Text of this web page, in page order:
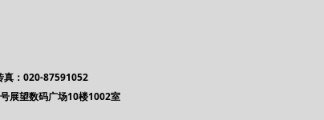
：020-87591052
展望数码广场10楼1002室